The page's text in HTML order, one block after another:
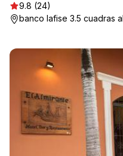
9.8 (24)
banco lafise 3.5 cuadras